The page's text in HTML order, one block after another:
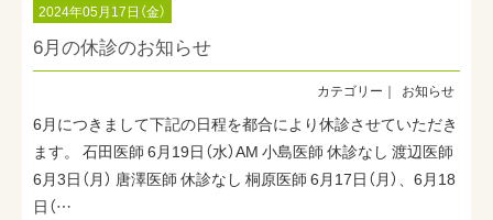
2024年05月17日（金）
6月の休診のお知らせ
お知らせ
6月につきまして下記の日程を都合により休診させていただき
ます。 石田医師 6月19日（水）AM 小島医師 休診なし 渡辺医師
6月3日（月） 唐澤医師 休診なし 桐原医師 6月17日（月）、6月18
日（…